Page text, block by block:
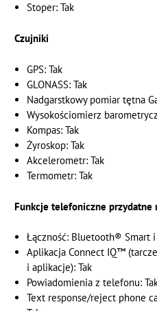
Stoper: Tak
Czujniki
GPS: Tak
GLONASS: Tak
Nadgarstkowy pomiar tętna
Wysokościomierz
Kompas: Tak
Żyroskop: Tak
Akcelerometr: Tak
Termometr: Tak
Funkcje telefoniczne przydatne
Łączność: Bluetooth® Smart
Aplikacja Connect IQ™
i aplikacje): Tak
Powiadomienia z telefonu:
Text response/reject phone